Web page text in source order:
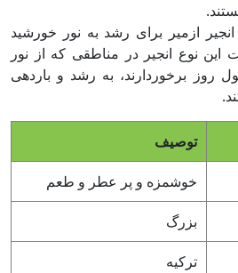
انجیر ازمیر برای رشد به نور خورشید
این نوع انجیر در مناطقی که از نور
روز برخوردارند، به رشد و باردهی
توصیف
خوشمزه و پر عطر و طعم
بزرگ
ترکیه